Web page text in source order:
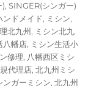
),SINGER(シンガー)
ンドメイド, ミシン,
北九州, ミシン北九
八幡店, ミシン生活小
修理, 八幡西区ミシ
代理店,北九州ミシ
ンガーミシン,北九州